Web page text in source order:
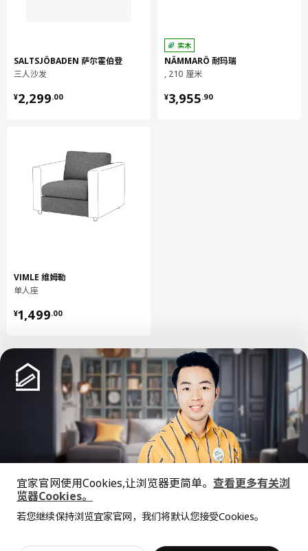
SALTSJÖBADEN 萨尔霍伯登
三人沙发
¥2,299.00
¥ 2299.00
VIMLE 维姆勒
单人座
¥1,499.00
¥ 1499.00
实木
NÄMMARÖ 耐玛瑞
, 210 厘米
¥3,955.90
¥ 3955.90
抱歉，该商品在所选地区暂时缺货。
中文 English
© Inter IKEA Systems B.V. 1999-2026
隐私政策
上海工商 沪公网安备 31010402001069号
宜家AI购物助手算法 网信算备310104755117001240013号
价格透明，设计专业，现货供应
宜家官网使用Cookies,让浏览器更简单。 查看更多有关浏
览器Cookies。
若您继续保持浏览宜家官网，我们将默认您接受Cookies。